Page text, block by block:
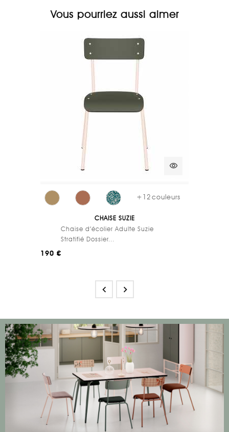
Vous pourriez aussi aimer
visibility
+12couleurs
CHAISE SUZIE
Chaise d’écolier Adulte Suzie
Stratifié Dossier...
190 €
 